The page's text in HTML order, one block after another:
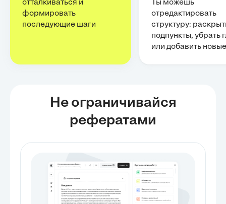
отталкиваться и
формировать
последующие шаги
Ты можешь
отредактировать
структуру:
подпункты, убрать
или добавить новые
Не ограничивайся
рефератами